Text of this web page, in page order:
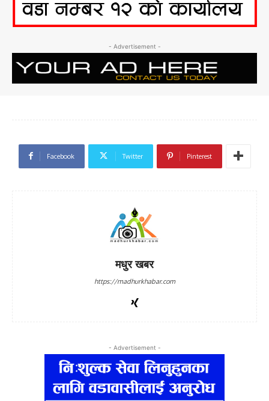
- Advertisement -
Facebook Twitter Pinterest
मधुर खबर
https://madhurkhabar.com
- Advertisement -